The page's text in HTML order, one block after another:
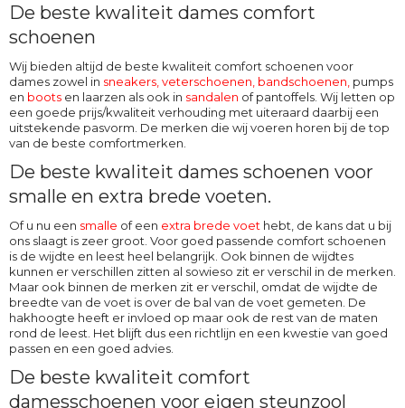
De beste kwaliteit dames comfort
schoenen
Wij bieden altijd de beste kwaliteit comfort schoenen voor
dames zowel in sneakers, veterschoenen bandschoenen pumps
en boots en laarzen als ook in sandalen of pantoffels. Wij letten op
een goede prijs/kwaliteit verhouding met uiteraard daarbij een
uitstekende pasvorm. De merken die wij voeren horen bij de top
van de beste comfortmerken.
De beste kwaliteit dames schoenen voor
smalle en extra brede voeten.
Of u nu een smalle of een extra brede voet hebt, de kans dat u bij
ons slaagt is zeer groot. Voor goed passende comfort schoenen
is de wijdte en leest heel belangrijk. Ook binnen de wijdtes
kunnen er verschillen zitten al sowieso zit er verschil in de merken.
Maar ook binnen de merken zit er verschil, omdat de wijdte de
breedte van de voet is over de bal van de voet gemeten. De
hakhoogte heeft er invloed op maar ook de rest van de maten
rond de leest. Het blijft dus een richtlijn en een kwestie van goed
passen en een goed advies.
De beste kwaliteit comfort
damesschoenen voor eigen steunzool